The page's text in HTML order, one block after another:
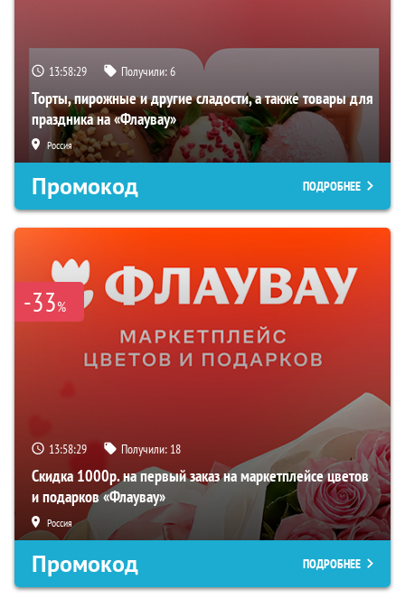
13:58:28 Получили:6
Торты, пирожные и другие сладости, а также товары для
праздника на «Флаувау»
Россия
Промокод ПОДРОБНЕЕ
-33%
13:58:28 Получили: 18
Скидка 1000р. на первый заказ на маркетплейсе цветов
и подарков «Флаувау»
Россия
Промокод ПОДРОБНЕЕ